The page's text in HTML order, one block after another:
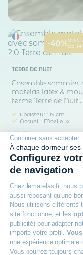
Continuer sans accepter
À chaque dormeur ses
Configurez
de navigation
Chez lematelas.fr, nous
aussi reposant qu'une
Nous utilisons différents
site fonctionne, et les
publicité) pour adapter
importe votre profil.
une expérience optimale
Vous pourrez toujours
-40%avec
TERRE DE NUIT
Ensemble sommier
matelas latex &
ferme Terre de Nuit
Epaisseur : 19 cm
Accueil : Moelleux
Dès
1